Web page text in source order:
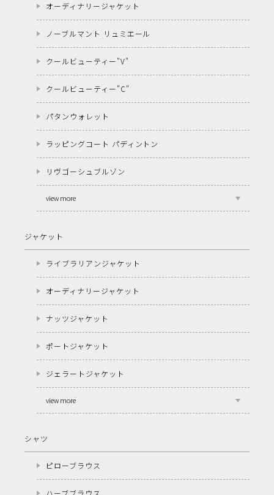
オーディナリージャケット
ノーブルマント リュミエール
クールビューティー"V"
クールビューティー"C"
パタンウォレット
ラッピングコート パディントン
リヴゴーシュブルゾン
view more
ジャケット
ライブラリアンジャケット
オーディナリージャケット
ナッツジャケット
ポートジャケット
ジェラートジャケット
view more
シャツ
ピローブラウス